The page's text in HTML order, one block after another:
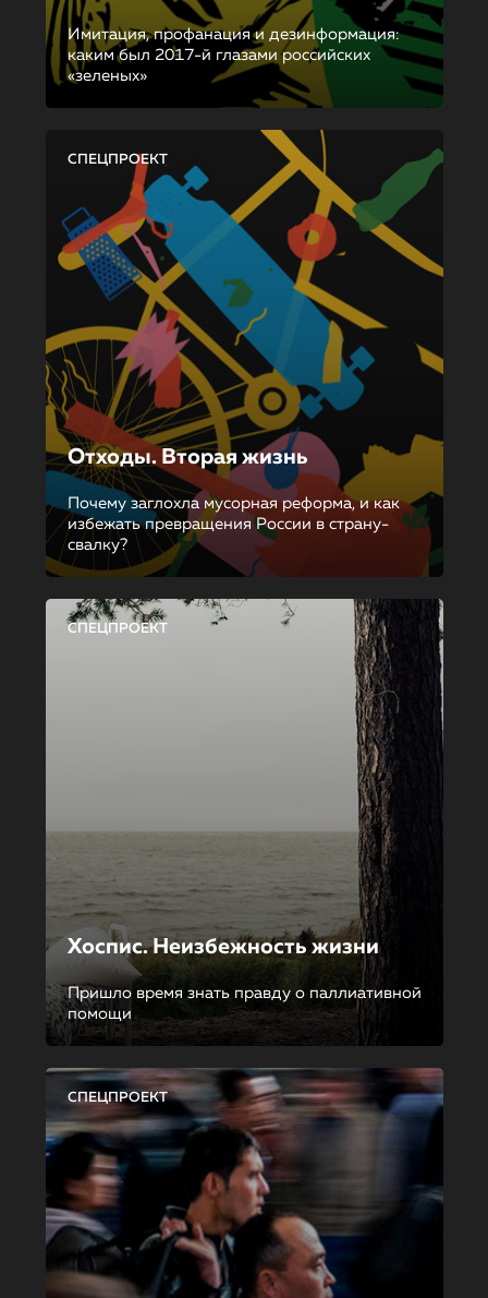
Имитация, профанация и дезинформация:
каким был 2017-й глазами российских
«зеленых»
СПЕЦПРОЕКТ
Отходы. Вторая жизнь
Почему заглохла мусорная реформа, и как
избежать превращения России в страну-
свалку?
СПЕЦПРОЕКТ
Хоспис. Неизбежность жизни
Пришло время знать правду о паллиативной
помощи
СПЕЦПРОЕКТ